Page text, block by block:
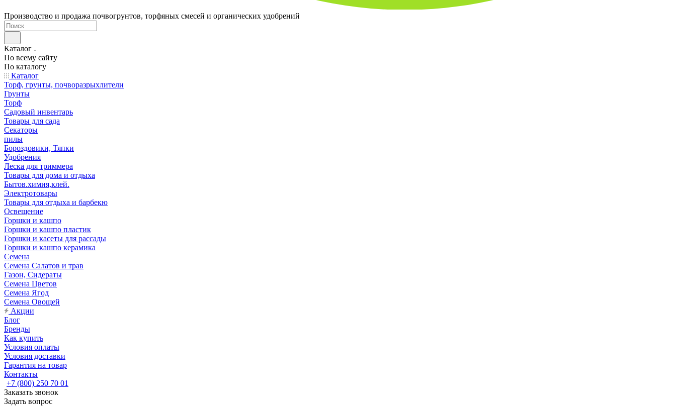
Производство и продажа почвогрунтов, торфяных смесей и органических удобрений
Каталог
По всему сайту
По каталогу
Каталог
Торф, грунты, почворазрыхлители
Грунты
Торф
Садовый инвентарь
Товары для сада
Секаторы
пилы
Бороздовики, Тяпки
Удобрения
Леска для триммера
Товары для дома и отдыха
Бытов.химия,клей.
Электротовары
Товары для отдыха и барбекю
Освещение
Горшки и кашпо
Горшки и кашпо пластик
Горшки и касеты для рассады
Горшки и кашпо керамика
Семена
Семена Салатов и трав
Газон, Сидераты
Семена Цветов
Семена Ягод
Семена Овощей
Акции
Блог
Бренды
Как купить
Условия оплаты
Условия доставки
Гарантия на товар
Контакты
+7 (800) 250 70 01
Заказать звонок
Задать вопрос